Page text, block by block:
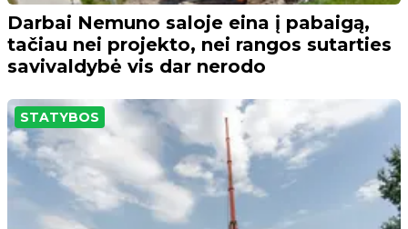
Darbai Nemuno saloje eina į pabaigą,
tačiau nei projekto, nei rangos sutarties
savivaldybė vis dar nerodo
STATYBOS